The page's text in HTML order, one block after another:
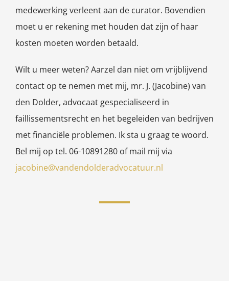
medewerking verleent aan de curator. Bovendien
moet u er rekening met houden dat zijn of haar
kosten moeten worden betaald.
Wilt u meer weten? Aarzel dan niet om vrijblijvend
contact op te nemen met mij, mr. J. (Jacobine) van
den Dolder, advocaat gespecialiseerd in
faillissementsrecht en het begeleiden van bedrijven
met financiële problemen. Ik sta u graag te woord.
Bel mij op tel. 06-10891280 of mail mij via
jacobine@vandendolderadvocatuur.nl